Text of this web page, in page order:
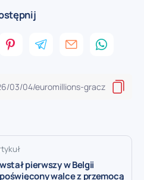
pierwszy w Belgii
walce z przemocą